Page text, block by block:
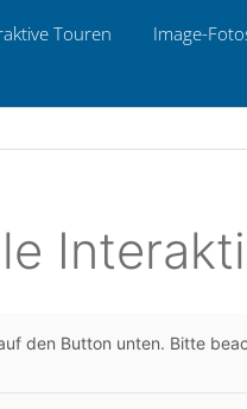
Touren Image-
den Button unten. Bitte